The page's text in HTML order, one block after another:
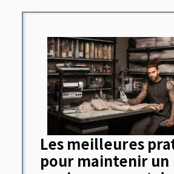
Les meilleures
pour maintenir un